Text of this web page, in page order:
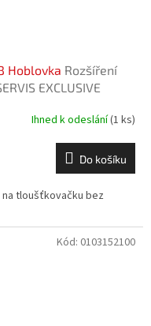
Hoblovka Rozšíření
EXCLUSIVE
Ihned k odeslání(1 ks)
Do košíku
tloušťkovačku bez
Kód: 0103152100